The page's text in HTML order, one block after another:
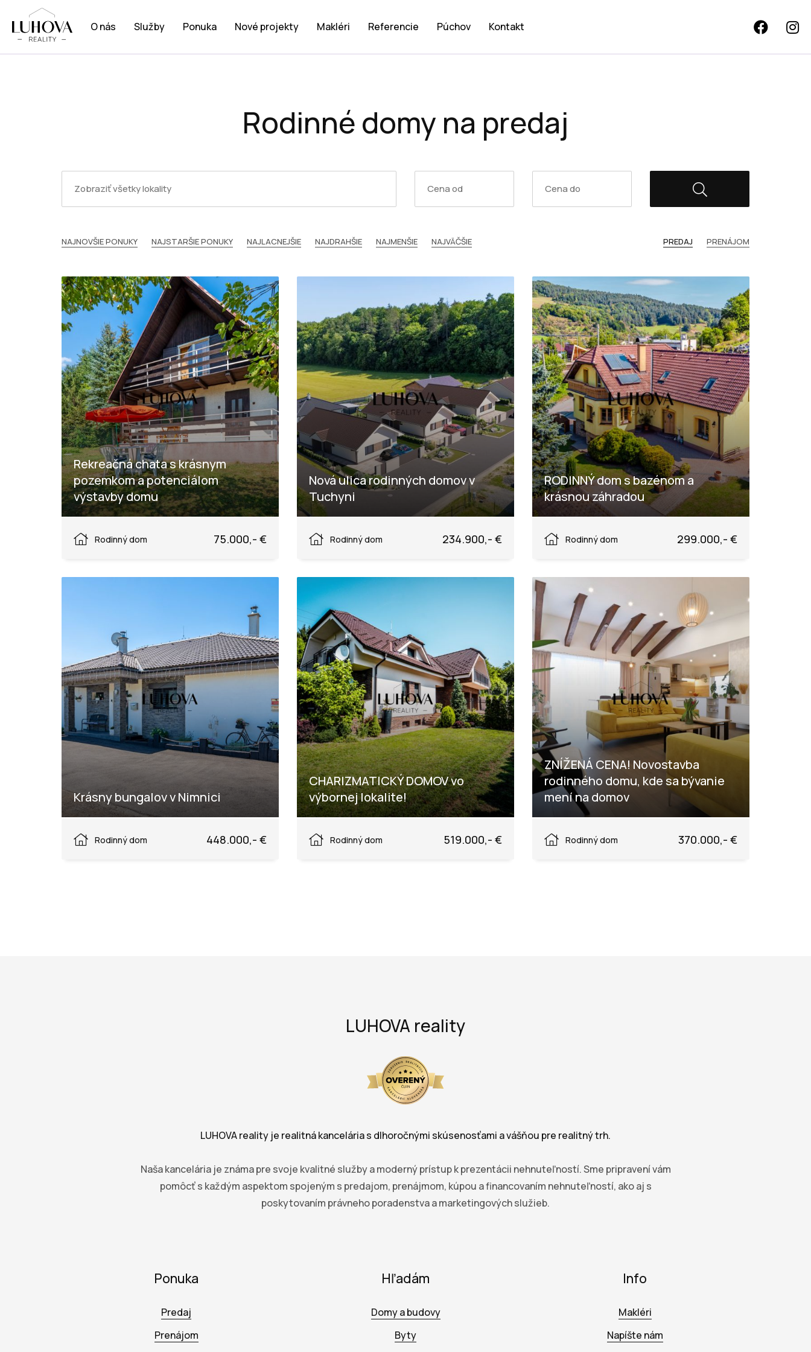
O nás Služby Ponuka Nové projekty Makléri Referencie Púchov Kontakt
Rodinné domy na predaj
NAJNOVŠIE PONUKY NAJSTARŠIE PONUKY NAJLACNEJŠIE NAJDRAHŠIE NAJMENŠIE NAJVÄČŠIE PREDAJ PRENÁJOM
Rekreačná chata s krásnym
pozemkom a potenciálom
výstavby domu
Rodinný dom
75.000,- €
Nová ulica rodinných domov v
Tuchyni
Rodinný dom
234.900,- €
RODINNÝ dom s bazénom a
krásnou záhradou
Rodinný dom
299.000,- €
Krásny bungalov v Nimnici
Rodinný dom
448.000,- €
CHARIZMATICKÝ DOMOV vo
výbornej lokalite!
Rodinný dom
519.000,- €
ZNÍŽENÁ CENA! Novostavba
rodinného domu, kde sa bývanie
mení na domov
Rodinný dom
370.000,- €
LUHOVA reality
LUHOVA reality je realitná kancelária s dlhoročnými skúsenosťami a vášňou pre realitný trh.
Naša kancelária je známa pre svoje kvalitné služby a moderný prístup k prezentácii nehnuteľností. Sme pripravení vám
pomôcť s každým aspektom spojeným s predajom, prenájmom, kúpou a financovaním nehnuteľností, ako aj s
poskytovaním právneho poradenstva a marketingových služieb.
Ponuka
Predaj
Prenájom
Hľadám
Domy a budovy
Byty
Info
Makléri
Napíšte nám